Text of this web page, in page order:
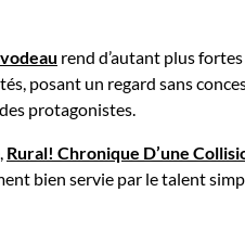
rend d’autant plus
posant un regard sans
protagonistes.
Rural! Chronique D’une
bien servie par le talent